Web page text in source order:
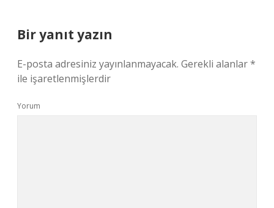
Bir yanıt yazın
E-posta adresiniz yayınlanmayacak. Gerekli alanlar*
ile işaretlenmişlerdir
Yorum